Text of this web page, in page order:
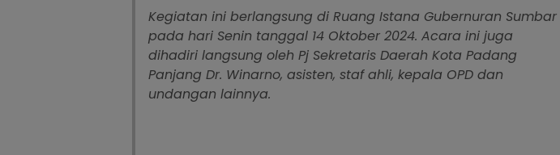
Kegiatan ini berlangsung di Ruang Istana Gubernuran Sumbar
pada hari Senin tanggal 14 Oktober 2024. Acara ini juga
dihadiri langsung oleh Pj Sekretaris Daerah Kota Padang
Panjang Dr. Winarno, asisten, staf ahli, kepala OPD dan
undangan lainnya.